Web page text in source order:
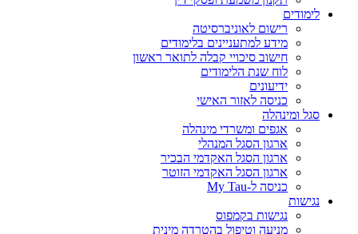
לימודים
רישום לאוניברסיטה
מידע למתעניינים בלימודים
חישוב סיכויי קבלה לתואר ראשון
לוח שנת הלימודים
ידיעונים
כניסה לאזור האישי
סגל ומינהלה
אגפים ומשרדי מינהלה
ארגון הסגל המנהלי
ארגון הסגל האקדמי הבכיר
ארגון הסגל האקדמי הזוטר
כניסה ל-My Tau
נגישות
נגישות בקמפוס
מניעה וטיפול בהטרדה מינית